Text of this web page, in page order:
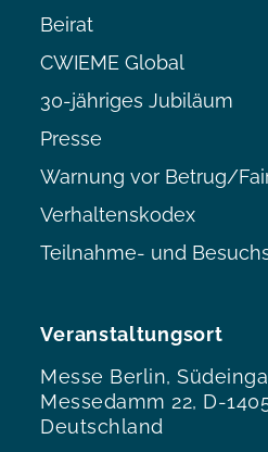
Veranstaltungsort
Messe Berlin,
Messedamm 22, D-
Deutschland
Beirat
CWIEME Global
30-jähriges Jubiläum
Presse
Warnung vor Betrug/
Verhaltenskodex
Teilnahme- und